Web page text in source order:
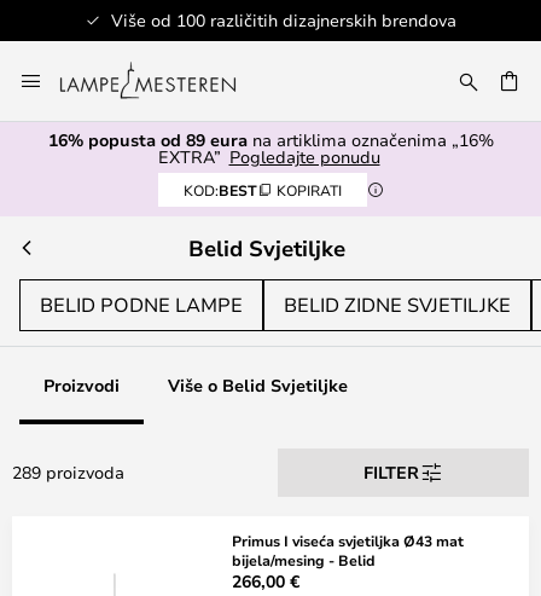
različitih dizajnerskih brendova
to
Content
16% popusta od 89 eurana artiklima označenima „16%
EXTRA” Pogledajte ponudu
KOD:BEST KOPIRATI
Belid Svjetiljke
BELID PODNE LAMPE BELID ZIDNE SVJETILJKE
Proizvodi Više o Belid Svjetiljke
289 proizvoda FILTER
Primus I viseća svjetiljka Ø43 mat
bijela/mesing - Belid
266,00 €